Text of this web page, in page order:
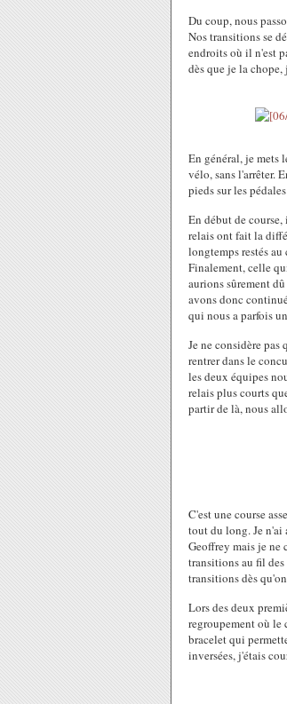
Du coup, nous
Nos transitions se
endroits où il n'est
dès que je la
En général, je mets
vélo, sans l'arrêter.
pieds sur les
En début de
relais ont fait la
longtemps restés
Finalement, celle
aurions sûrement
avons donc
qui nous a parfois
Je ne considère
rentrer dans le
les deux équipes
relais plus courts
partir de là, nous
C'est une course
tout du long. Je n'ai
Geoffrey mais je ne
transitions au fil
transitions dès
Lors des deux
regroupement où le
bracelet qui
inversées, j'étais